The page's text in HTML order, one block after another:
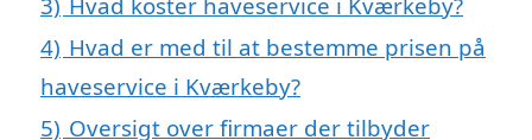
4) Hvad er med til at bestemme prisen på
haveservice i Kværkeby?
5) Oversigt over firmaer der tilbyder